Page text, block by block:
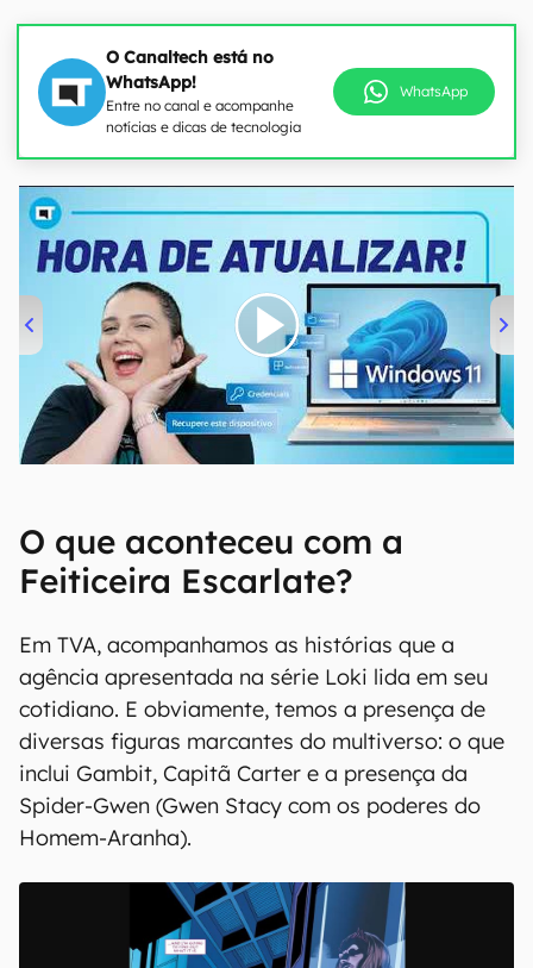
O Canaltech está no
WhatsApp!
Entre no canal e acompanhe
notícias e dicas de tecnologia
WhatsApp
00:00 04:52
O que aconteceu com a
Feiticeira Escarlate?
Em TVA, acompanhamos as histórias que a
agência apresentada na série Loki lida em seu
cotidiano. E obviamente, temos a presença de
diversas figuras marcantes do multiverso: o que
inclui Gambit, Capitã Carter e a presença da
Spider-Gwen (Gwen Stacy com os poderes do
Homem-Aranha).